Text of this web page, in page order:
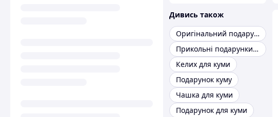
Дивись також
Оригінальний подарунок куму
Прикольні подарунки для куми
Келих для куми
Подарунок куму
Чашка для куми
Подарунок для куми